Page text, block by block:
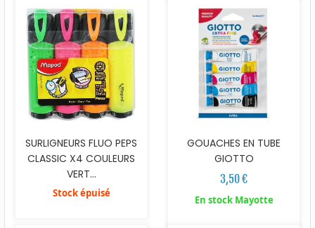
SURLIGNEURS FLUO PEPS
CLASSIC X4 COULEURS
VERT...
Stock épuisé
GOUACHES EN TUBE
GIOTTO
3,50 €
En stock Mayotte